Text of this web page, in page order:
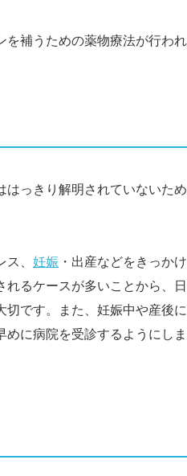
を補うための薬物療法が行わ
はっきり解明されていないた
、 妊娠 ・出産などをきっか
れるケースが多いことから、
切です。また、妊娠中や産後
めに病院を受診するようにし